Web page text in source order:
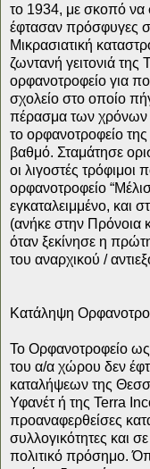
το 1934, με σκοπό να
έφτασαν πρόσφυγες
Μικρασιατική
ζωντανή γειτονιά της
ορφανοτροφείο για
σχολείο στο οποίο
πέρασμα των χρόνων
το ορφανοτροφείο
βαθμό. Σταμάτησε
οι λιγοστές τρόφιμοι
ορφανοτροφείο
εγκαταλειμμένο, και
(ανήκε στην Πρόνοια
όταν ξεκίνησε η
του αναρχικού /
Κατάληψη
Το Ορφανοτροφείο ως
του α/α χώρου δεν
καταλήψεων της
Υφανέτ ή της Terra
προαναφερθείσες
συλλογικότητες και
πολιτικό πρόσημο.